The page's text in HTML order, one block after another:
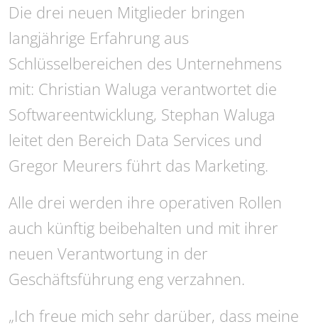
Die drei neuen Mitglieder bringen
langjährige Erfahrung aus
Schlüsselbereichen des Unternehmens
mit: Christian Waluga verantwortet die
Softwareentwicklung, Stephan Waluga
leitet den Bereich Data Services und
Gregor Meurers führt das Marketing.
Alle drei werden ihre operativen Rollen
auch künftig beibehalten und mit ihrer
neuen Verantwortung in der
Geschäftsführung eng verzahnen.
„Ich freue mich sehr darüber, dass meine